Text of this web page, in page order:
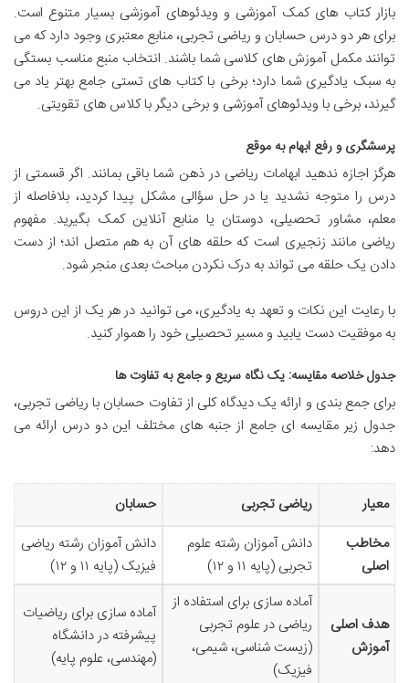
بازار کتاب های کمک آموزشی و ویدئوهای آموزشی بسیار متنوع است.
برای هر دو درس حسابان و ریاضی تجربی، منابع معتبری وجود دارد که می
توانند مکمل آموزش های کلاسی شما باشند. انتخاب منبع مناسب بستگی
به سبک یادگیری شما دارد؛ برخی با کتاب های تستی جامع بهتر یاد می
گیرند، برخی با ویدئوهای آموزشی و برخی دیگر با کلاس های تقویتی.
پرسشگری و رفع ابهام به موقع
هرگز اجازه ندهید ابهامات ریاضی در ذهن شما باقی بمانند. اگر قسمتی از
درس را متوجه نشدید یا در حل سؤالی مشکل پیدا کردید، بلافاصله از
معلم، مشاور تحصیلی، دوستان یا منابع آنلاین کمک بگیرید. مفهوم
ریاضی مانند زنجیری است که حلقه های آن به هم متصل اند؛ از دست
دادن یک حلقه می تواند به درک نکردن مباحث بعدی منجر شود.
با رعایت این نکات و تعهد به یادگیری، می توانید در هر یک از این دروس
به موفقیت دست یابید و مسیر تحصیلی خود را هموار کنید.
جدول خلاصه مقایسه: یک نگاه سریع و جامع به تفاوت ها
برای جمع بندی و ارائه یک دیدگاه کلی از تفاوت حسابان با ریاضی تجربی،
جدول زیر مقایسه ای جامع از جنبه های مختلف این دو درس ارائه می
دهد:
معیار ریاضی تجربی
حسابان
مخاطب
اصلی
دانش آموزان رشته علوم
تجربی (پایه ۱۱ و ۱۲)
دانش آموزان رشته ریاضی
فیزیک (پایه ۱۱ و ۱۲)
هدف اصلی
آموزش
آماده سازی برای استفاده از
ریاضی در علوم تجربی
(زیست شناسی، شیمی،
فیزیک)
آماده سازی برای ریاضیات
پیشرفته در دانشگاه
(مهندسی، علوم پایه)